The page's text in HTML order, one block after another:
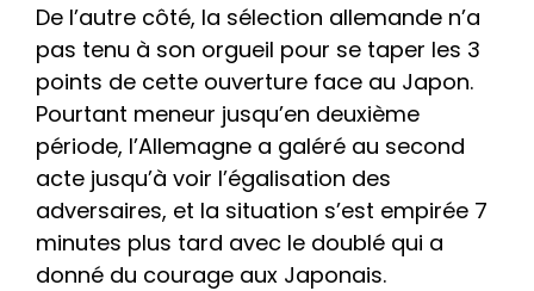
De l’autre côté, la sélection allemande n’a
pas tenu à son orgueil pour se taper les 3
points de cette ouverture face au Japon.
Pourtant meneur jusqu’en deuxième
période, l’Allemagne a galéré au second
acte jusqu’à voir l’égalisation des
adversaires, et la situation s’est empirée 7
minutes plus tard avec le doublé qui a
donné du courage aux Japonais.